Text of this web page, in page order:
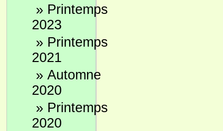
» Printemps
2023
» Printemps
2021
» Automne
2020
» Printemps
2020